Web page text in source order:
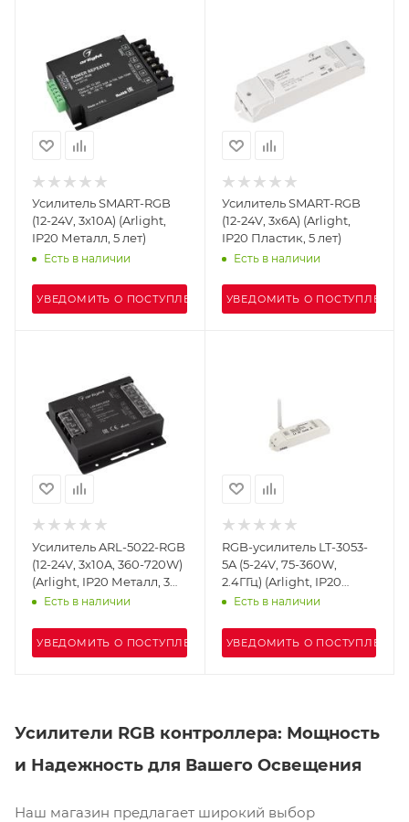
Усилитель SMART-RGB
(12-24V, 3x10A) (Arlight,
IP20 Металл, 5 лет)
Есть в наличии
УВЕДОМИТЬ О ПОСТУПЛЕНИИ
Усилитель SMART-RGB
(12-24V, 3x6A) (Arlight,
IP20 Пластик, 5 лет)
Есть в наличии
УВЕДОМИТЬ О ПОСТУПЛЕНИИ
Усилитель ARL-5022-RGB
(12-24V, 3x10A, 360-720W)
(Arlight, IP20 Металл, 3
года)
Есть в наличии
УВЕДОМИТЬ О ПОСТУПЛЕНИИ
RGB-усилитель LT-3053-
5A (5-24V, 75-360W,
2.4ГГц) (Arlight, IP20
Пластик, 1 год)
Есть в наличии
УВЕДОМИТЬ О ПОСТУПЛЕНИИ
Усилители RGB контроллера: Мощность
и Надежность для Вашего Освещения
Наш магазин предлагает широкий выбор